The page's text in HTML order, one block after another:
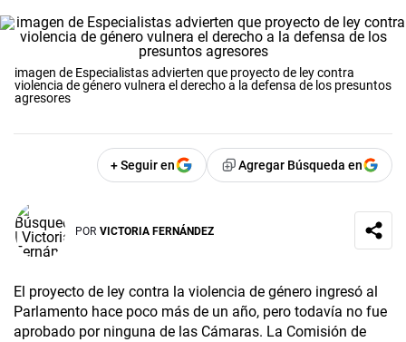
imagen de Especialistas advierten que proyecto de ley contra
violencia de género vulnera el derecho a la defensa de los presuntos
agresores
+ Seguir en Agregar Búsqueda en
POR VICTORIA FERNÁNDEZ
El proyecto de ley contra la violencia de género ingresó al
Parlamento hace poco más de un año, pero todavía no fue
aprobado por ninguna de las Cámaras. La Comisión de